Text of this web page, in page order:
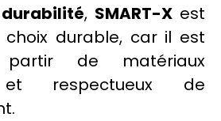
durabilité, SMART-X est
durable, car il est
de matériaux
et respectueux de